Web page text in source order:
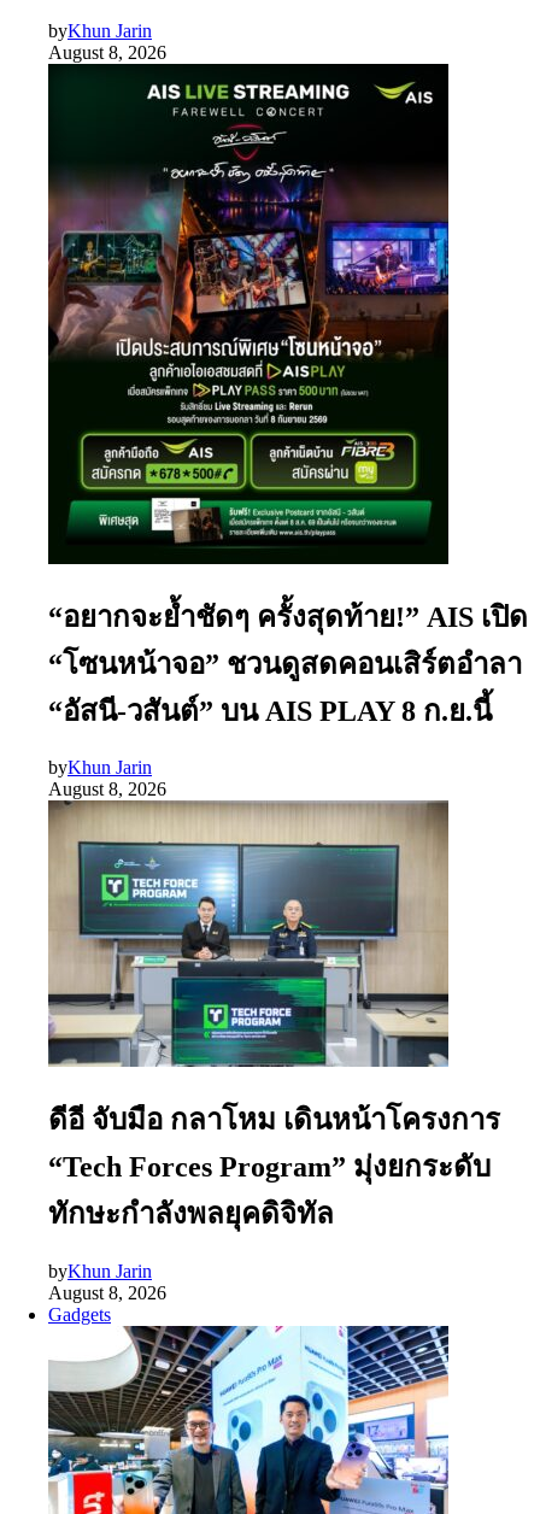
byKhun Jarin
August 8, 2026
“อยากจะย้ำชัดๆ ครั้งสุดท้าย!” AIS เปิด
“โซนหน้าจอ” ชวนดูสดคอนเสิร์ตอำลา
“อัสนี-วสันต์” บน AIS PLAY 8 ก.ย.นี้
byKhun Jarin
August 8, 2026
ดีอี จับมือ กลาโหม เดินหน้าโครงการ
“Tech Forces Program” มุ่งยกระดับ
ทักษะกำลังพลยุคดิจิทัล
byKhun Jarin
August 8, 2026
Gadgets